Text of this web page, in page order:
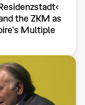
the ZKM as
Multiple